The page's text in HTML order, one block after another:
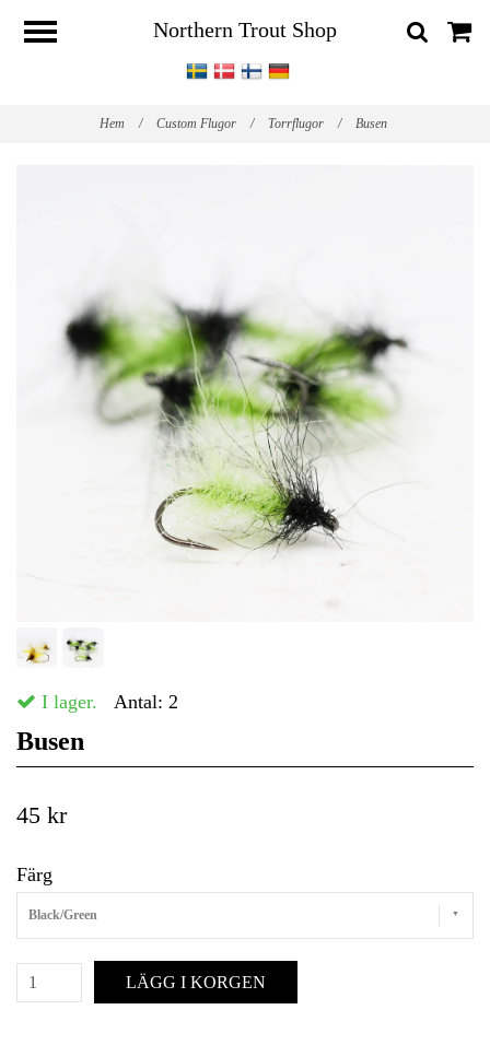
Northern Trout Shop
Hem / Custom Flugor / Torrflugor / Busen
I lager. Antal: 2
Busen
45 kr
Färg
Black/Green
LÄGG I KORGEN